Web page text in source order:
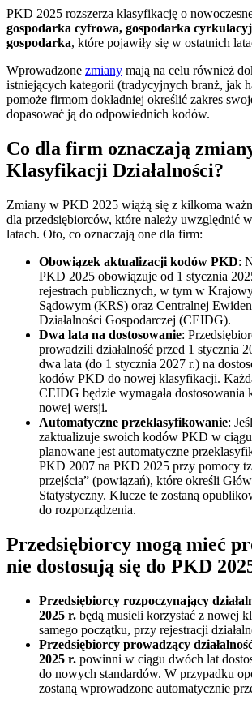
PKD 2025 rozszerza klasyfikację o
gospodarka cyfrowa, gospodarka
gospodarka, które pojawiły się w ostatnich
Wprowadzone zmiany mają na celu również
istniejących kategorii (tradycyjnych branż, jak
pomoże firmom dokładniej określić zakres
dopasować ją do odpowiednich kodów.
Co dla firm oznaczają
Klasyfikacji Działalności?
Zmiany w PKD 2025 wiążą się z kilkoma
dla przedsiębiorców, które należy uwzględnić
latach. Oto, co oznaczają one dla firm:
Obowiązek aktualizacji kodów PKD:
PKD 2025 obowiązuje od 1 stycznia
rejestrach publicznych, w tym w
Sądowym (KRS) oraz Centralnej
Działalności Gospodarczej (CEIDG).
Dwa lata na dostosowanie:
prowadzili działalność przed 1 stycznia
dwa lata (do 1 stycznia 2027 r.) na
kodów PKD do nowej klasyfikacji.
CEIDG będzie wymagała
nowej wersji.
Automatyczne przeklasyfikowanie:
zaktualizuje swoich kodów PKD w
planowane jest automatyczne
PKD 2007 na PKD 2025 przy pomocy
przejścia” (powiązań), które określi
Statystyczny. Klucze te zostaną
do rozporządzenia.
Przedsiębiorcy mogą mieć
nie dostosują się do PKD
Przedsiębiorcy rozpoczynający
2025 r. będą musieli korzystać z nowej
samego początku, przy rejestracji
Przedsiębiorcy prowadzący
2025 r. powinni w ciągu dwóch lat
do nowych standardów. W przypadku
zostaną wprowadzone automatycznie